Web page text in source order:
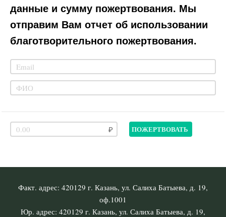
данные и сумму пожертвования. Мы
отправим Вам отчет об использовании
благотворительного пожертвования.
ПОЖЕРТВОВАТЬ
Факт. адрес: 420129 г. Казань, ул. Салиха Батыева, д. 19,
оф.1001
Юр. адрес: 420129 г. Казань, ул. Салиха Батыева, д. 19,